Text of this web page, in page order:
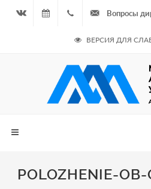
07.08.2026
- Чётная
неделя
964
687
Вопросы
ВЕРСИЯ ДЛЯ
POLOZHENIE-